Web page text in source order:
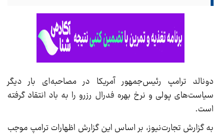
دونالد ترامپ رئیس‌جمهور آمریکا در مصاحبه‌ای بار دیگر
سیاست‌های پولی و نرخ بهره فدرال رزرو را به باد انتقاد گرفته
است.
به گزارش تجارت‌نیوز، بر اساس این گزارش اظهارات ترامپ موجب